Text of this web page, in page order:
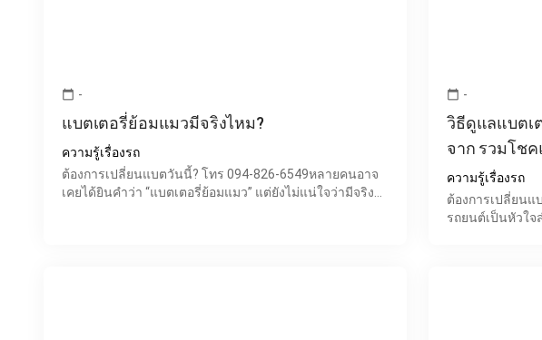
calendar_today -
แบตเตอรี่ย้อมแมวมีจริงไหม?
ความรู้เรื่องรถ
ต้องการเปลี่ยนแบตวันนี้? โทร 094-826-6549หลายคนอาจ
เคยได้ยินคำว่า “แบตเตอรี่ย้อมแมว” แต่ยังไม่แน่ใจว่ามีจริง
calendar_today -
วิธีดูแลแบตเ
จาก รวมโชค
ความรู้เรื่องรถ
ต้องการเปลี่ยนแ
รถยนต์เป็นหัวใ